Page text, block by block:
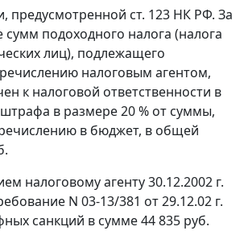
предусмотренной ст. 123 НК РФ. За
подоходного налога (налога
лиц), подлежащего
налоговым агентом,
к налоговой ответственности в
в размере 20 % от суммы,
в бюджет, в общей
налоговому агенту 30.12.2002 г.
N 03-13/381 от 29.12.02 г.
санкций в сумме 44 835 руб.